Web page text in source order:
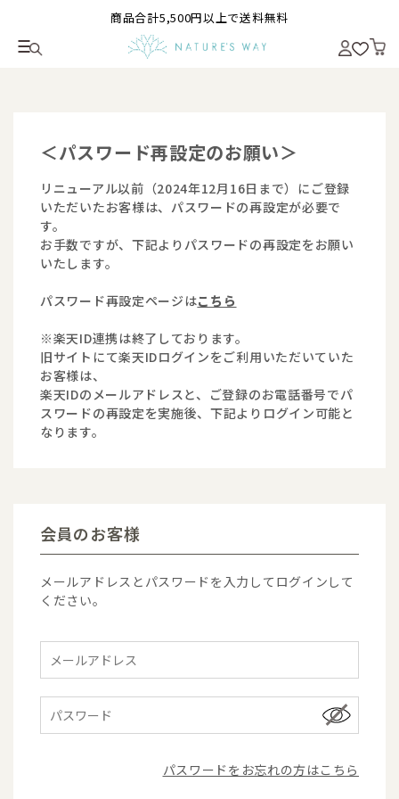
商品合計5,500円以上で送料無料
＜パスワード再設定のお願い＞
リニューアル以前（2024年12月16日まで）にご登録
いただいたお客様は、パスワードの再設定が必要で
す。
お手数ですが、下記よりパスワードの再設定をお願い
いたします。
パスワード再設定ページはこちら
※楽天ID連携は終了しております。
旧サイトにて楽天IDログインをご利用いただいていた
お客様は、
楽天IDのメールアドレスと、ご登録のお電話番号でパ
スワードの再設定を実施後、下記よりログイン可能と
なります。
会員のお客様
メールアドレスとパスワードを入力してログインして
ください。
パスワードをお忘れの方はこちら